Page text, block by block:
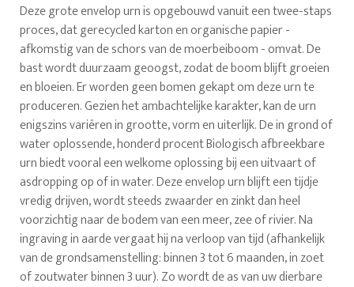
Deze grote envelop urn is opgebouwd vanuit een twee-staps
proces, dat gerecycled karton en organische papier -
afkomstig van de schors van de moerbeiboom - omvat. De
bast wordt duurzaam geoogst, zodat de boom blijft groeien
en bloeien. Er worden geen bomen gekapt om deze urn te
produceren. Gezien het ambachtelijke karakter, kan de urn
enigszins variëren in grootte, vorm en uiterlijk. De in grond of
water oplossende, honderd procent Biologisch afbreekbare
urn biedt vooral een welkome oplossing bij een uitvaart of
asdropping op of in water. Deze envelop urn blijft een tijdje
vredig drijven, wordt steeds zwaarder en zinkt dan heel
voorzichtig naar de bodem van een meer, zee of rivier. Na
ingraving in aarde vergaat hij na verloop van tijd (afhankelijk
van de grondsamenstelling: binnen 3 tot 6 maanden, in zoet
of zoutwater binnen 3 uur). Zo wordt de as van uw dierbare